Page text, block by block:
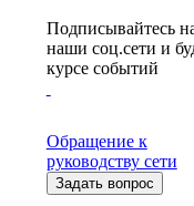
Подписывайтесь
наши соц.сети и
курсе событий
Обращение к
руководству сети
Задать вопрос